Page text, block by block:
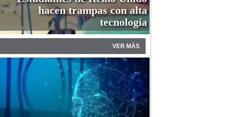
hacen trampas con alta
tecnología
VER MÁS